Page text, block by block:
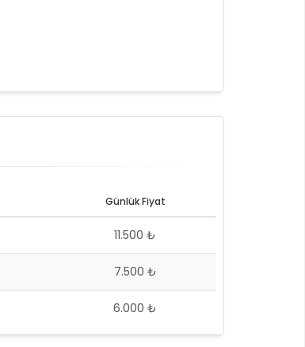
Günlük Fiyat
11.500 ₺
7.500 ₺
6.000 ₺